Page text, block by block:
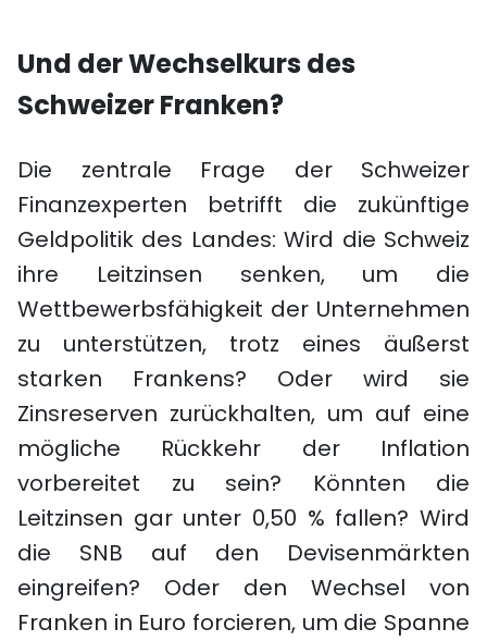
Und der Wechselkurs des
Schweizer Franken?
Die zentrale Frage der Schweizer
Finanzexperten betrifft die zukünftige
Geldpolitik des Landes: Wird die Schweiz
ihre Leitzinsen senken, um die
Wettbewerbsfähigkeit der Unternehmen
zu unterstützen, trotz eines äußerst
starken Frankens? Oder wird sie
Zinsreserven zurückhalten, um auf eine
mögliche Rückkehr der Inflation
vorbereitet zu sein? Könnten die
Leitzinsen gar unter 0,50 % fallen? Wird
die SNB auf den Devisenmärkten
eingreifen? Oder den Wechsel von
Franken in Euro forcieren, um die Spanne